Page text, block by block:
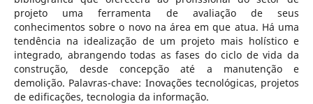
projeto uma ferramenta de avaliação de seus
conhecimentos sobre o novo na área em que atua. Há uma
tendência na idealização de um projeto mais holístico e
integrado, abrangendo todas as fases do ciclo de vida da
construção, desde concepção até a manutenção e
demolição. Palavras-chave: Inovações tecnológicas, projetos
de edificações, tecnologia da informação.